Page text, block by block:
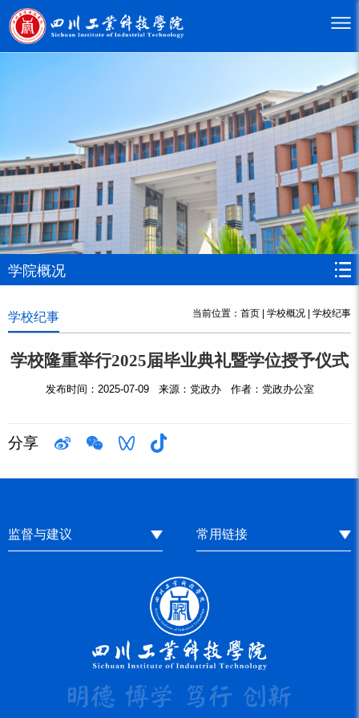
学院概况
学校纪事 当前位置： 首页 | 学校概况 | 学校纪事
学校隆重举行2025届毕业典礼暨学位授予仪式
发布时间：2025-07-09 来源：党政办 作者：党政办公室
分享
监督与建议 常用链接